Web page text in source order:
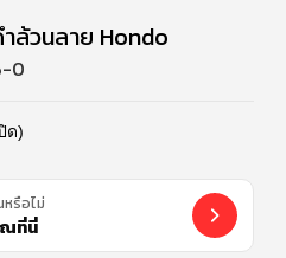
ล้วนลาย Hondo
0
ด)
รือไม่
ณที่นี่